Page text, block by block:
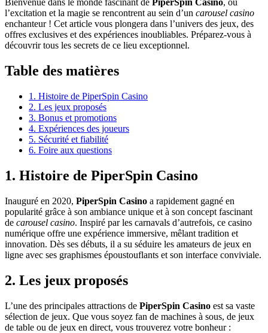
Bienvenue dans le monde fascinant de PiperSpin Casino, où
l’excitation et la magie se rencontrent au sein d’un carousel casino
enchanteur ! Cet article vous plongera dans l’univers des jeux, des
offres exclusives et des expériences inoubliables. Préparez-vous à
découvrir tous les secrets de ce lieu exceptionnel.
Table des matières
1. Histoire de PiperSpin Casino
2. Les jeux proposés
3. Bonus et promotions
4. Expériences des joueurs
5. Sécurité et fiabilité
6. Foire aux questions
1. Histoire de PiperSpin Casino
Inauguré en 2020, PiperSpin Casino a rapidement gagné en
popularité grâce à son ambiance unique et à son concept fascinant
de carousel casino. Inspiré par les carnavals d’autrefois, ce casino
numérique offre une expérience immersive, mêlant tradition et
innovation. Dès ses débuts, il a su séduire les amateurs de jeux en
ligne avec ses graphismes époustouflants et son interface conviviale.
2. Les jeux proposés
L’une des principales attractions de PiperSpin Casino est sa vaste
sélection de jeux. Que vous soyez fan de machines à sous, de jeux
de table ou de jeux en direct, vous trouverez votre bonheur :